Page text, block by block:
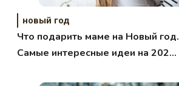
новый год
Что подарить маме на Новый год.
Самые интересные идеи на 2021